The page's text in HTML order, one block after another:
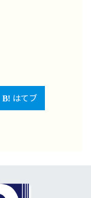
はてブ